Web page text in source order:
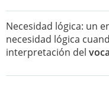
Necesidad lógica: un
necesidad lógica
interpretación del